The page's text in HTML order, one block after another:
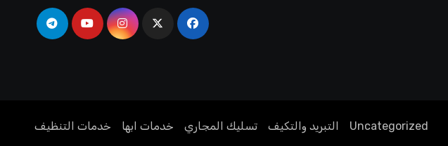
Uncategorized التبريد والتكيف تسليك المجاري خدمات ابها خدمات التنظيف